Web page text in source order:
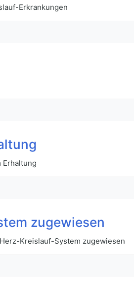
Erkrankungen
Erhaltung
zugewiesen
Kreislauf-System zugewiesen